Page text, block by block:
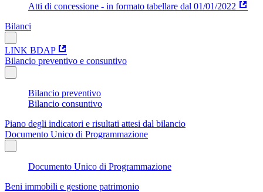
Atti di concessione - in formato tabellare dal 01/01/2022
Bilanci
LINK BDAP
Bilancio preventivo e consuntivo
Bilancio preventivo
Bilancio consuntivo
Piano degli indicatori e risultati attesi dal bilancio
Documento Unico di Programmazione
Documento Unico di Programmazione
Beni immobili e gestione patrimonio